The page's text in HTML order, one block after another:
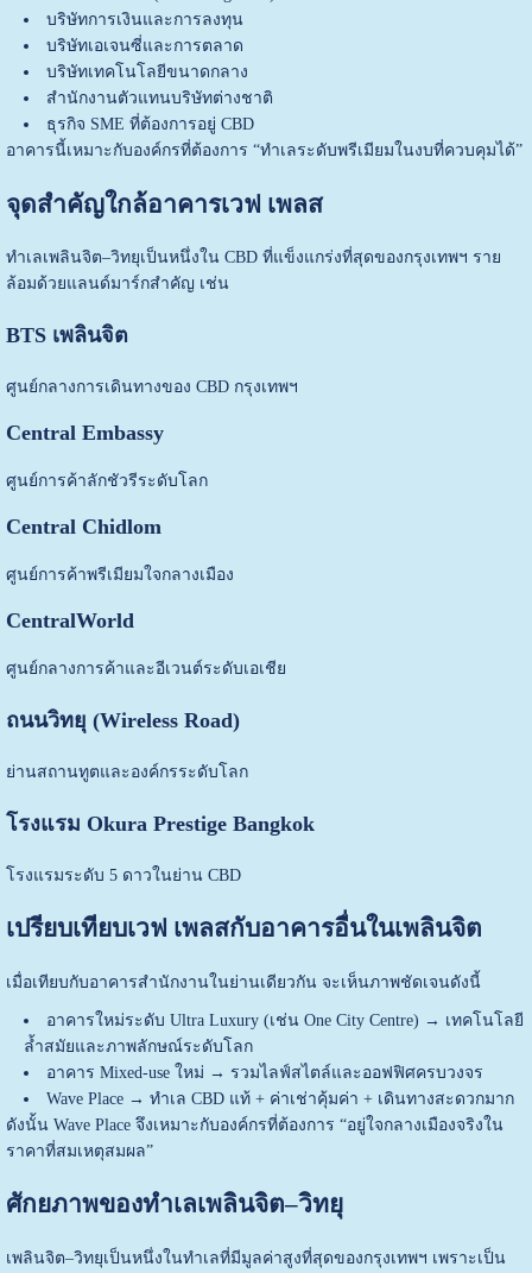
บริษัทการเงินและการลงทุน
บริษัทเอเจนซี่และการตลาด
บริษัทเทคโนโลยีขนาดกลาง
สำนักงานตัวแทนบริษัทต่างชาติ
ธุรกิจ SME ที่ต้องการอยู่ CBD
อาคารนี้เหมาะกับองค์กรที่ต้องการ “ทำเลระดับพรีเมียมในงบที่ควบคุมได้”
จุดสำคัญใกล้อาคารเวฟ เพลส
ทำเลเพลินจิต–วิทยุเป็นหนึ่งใน CBD ที่แข็งแกร่งที่สุดของกรุงเทพฯ ราย
ล้อมด้วยแลนด์มาร์กสำคัญ เช่น
BTS เพลินจิต
ศูนย์กลางการเดินทางของ CBD กรุงเทพฯ
Central Embassy
ศูนย์การค้าลักชัวรีระดับโลก
Central Chidlom
ศูนย์การค้าพรีเมียมใจกลางเมือง
CentralWorld
ศูนย์กลางการค้าและอีเวนต์ระดับเอเชีย
ถนนวิทยุ (Wireless Road)
ย่านสถานทูตและองค์กรระดับโลก
โรงแรม Okura Prestige Bangkok
โรงแรมระดับ 5 ดาวในย่าน CBD
เปรียบเทียบเวฟ เพลสกับอาคารอื่นในเพลินจิต
เมื่อเทียบกับอาคารสำนักงานในย่านเดียวกัน จะเห็นภาพชัดเจนดังนี้
อาคารใหม่ระดับ Ultra Luxury (เช่น One City Centre) → เทคโนโลยี
ล้ำสมัยและภาพลักษณ์ระดับโลก
อาคาร Mixed-use ใหม่ → รวมไลฟ์สไตล์และออฟฟิศครบวงจร
Wave Place → ทำเล CBD แท้ + ค่าเช่าคุ้มค่า + เดินทางสะดวกมาก
ดังนั้น Wave Place จึงเหมาะกับองค์กรที่ต้องการ “อยู่ใจกลางเมืองจริงใน
ราคาที่สมเหตุสมผล”
ศักยภาพของทำเลเพลินจิต–วิทยุ
เพลินจิต–วิทยุเป็นหนึ่งในทำเลที่มีมูลค่าสูงที่สุดของกรุงเทพฯ เพราะเป็น